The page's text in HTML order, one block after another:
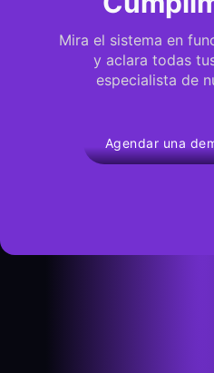
Mira el sistema en
y aclara todas
especialista de
Agendar una